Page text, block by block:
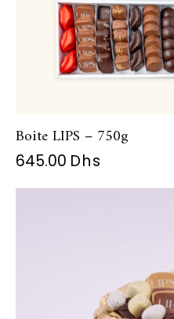
Boite LIPS – 750g
645.00 Dhs